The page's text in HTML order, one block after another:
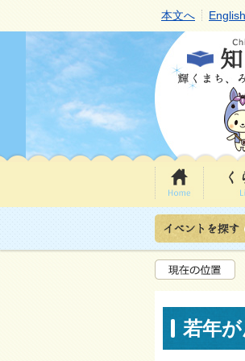
本文へ English
若年